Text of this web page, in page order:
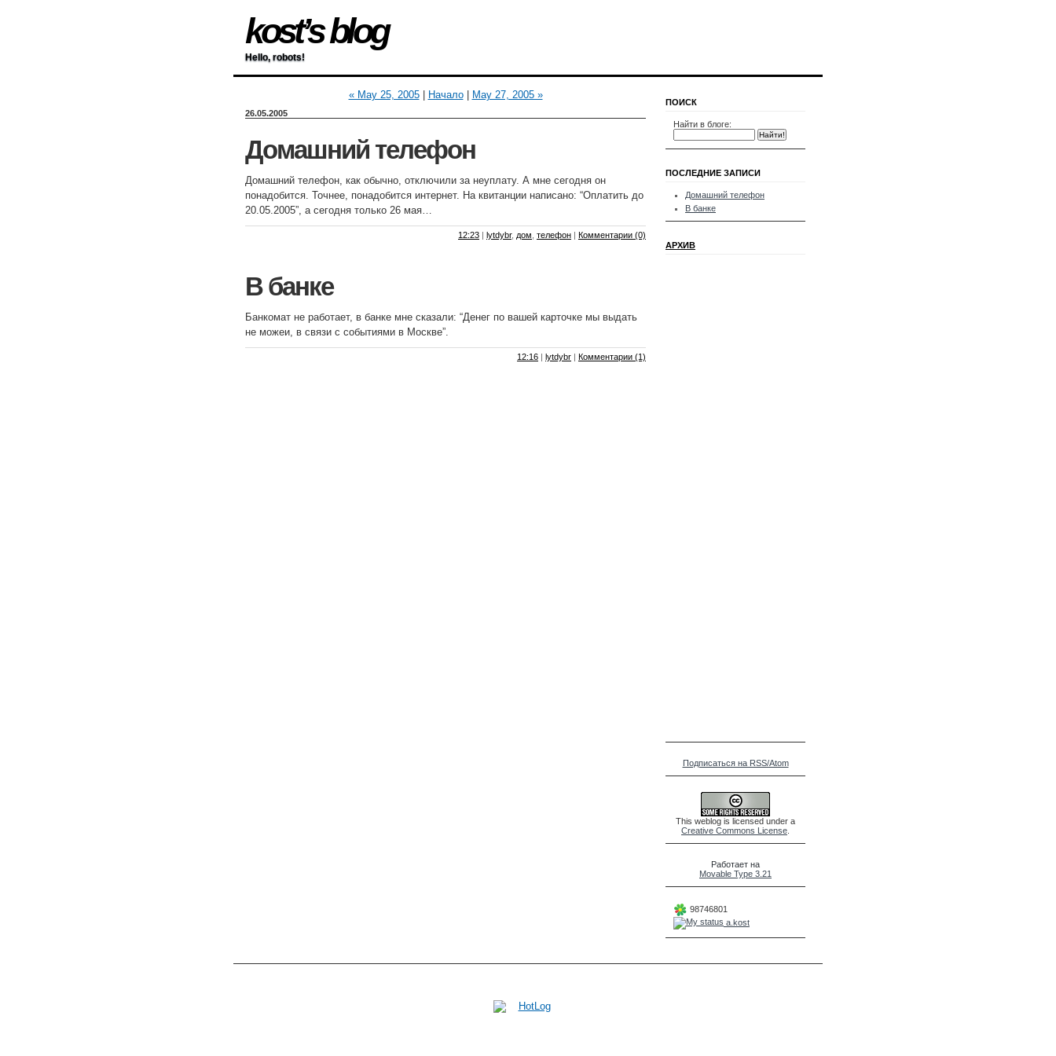
kost’s blog
Hello, robots!
« May 25, 2005| Начало| May 27, 2005 »
26.05.2005
Домашний телефон
Домашний телефон, как обычно, отключили за неуплату. А мне сегодня он
понадобится. Точнее, понадобится интернет. На квитанции написано: “Оплатить до
20.05.2005”, а сегодня только 26 мая…
12:23 | lytdybr, дом телефон | Комментарии (0)
В банке
Банкомат не работает, в банке мне сказали: “Денег по вашей карточке мы выдать
не можеи, в связи с событиями в Москве”.
12:16 | lytdybr | Комментарии (1)
ПОИСК
Найти в блоге:
ПОСЛЕДНИЕ ЗАПИСИ
Домашний телефон
В банке
АРХИВ
Подписаться на RSS/Atom
This weblog is licensed under a
Creative Commons License
Работает на
Movable Type 3.21
98746801
a.kost